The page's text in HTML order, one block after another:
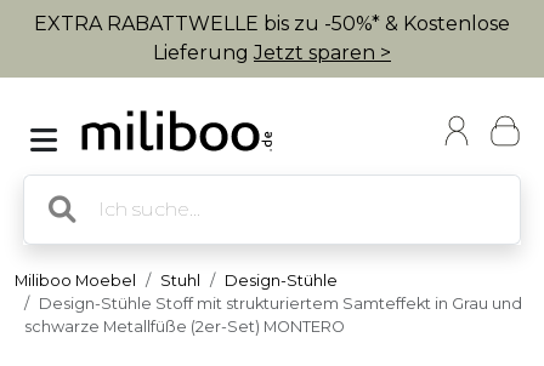
EXTRA RABATTWELLE bis zu -50%* & Kostenlose
LieferungJetzt sparen >
Miliboo Moebel Stuhl
Design-Stühle
Design-Stühle Stoff mit strukturiertem Samteffekt in Grau und
schwarze Metallfüße (2er-Set) MONTERO